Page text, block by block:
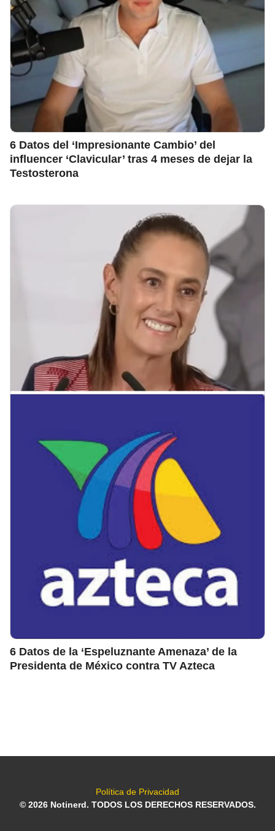
6 Datos del ‘Impresionante Cambio’ del
influencer ‘Clavicular’ tras 4 meses de dejar la
Testosterona
6 Datos de la ‘Espeluznante Amenaza’ de la
Presidenta de México contra TV Azteca
Política de Privacidad
© 2026 Notinerd. TODOS LOS DERECHOS RESERVADOS.